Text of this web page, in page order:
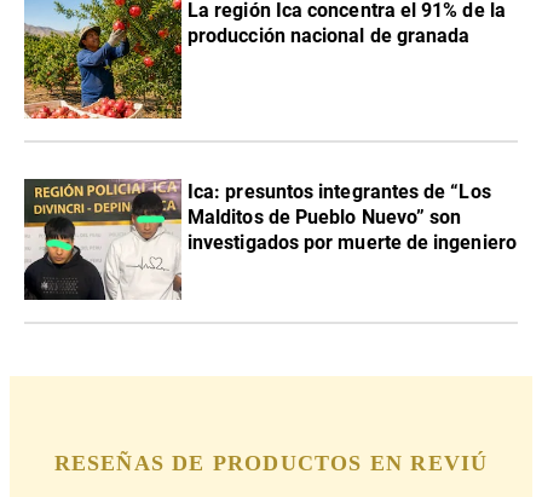
La región Ica concentra el 91% de la
producción nacional de granada
Ica: presuntos integrantes de “Los
Malditos de Pueblo Nuevo” son
investigados por muerte de ingeniero